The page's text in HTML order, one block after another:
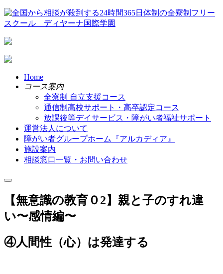
Home
コース案内
全寮制 自立支援コース
通信制高校サポート・高卒認定コース
放課後等デイサービス・障がい者福祉サポート
運営法人について
障がい者グループホーム『アルカディア』
施設案内
相談窓口一覧・お問い合わせ
【無意識の教育０2】親と子のすれ違
い〜感情編〜
④人間性（心）は発達する